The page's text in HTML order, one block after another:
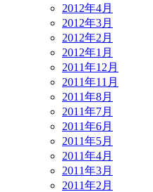
2012年4月
2012年3月
2012年2月
2012年1月
2011年12月
2011年11月
2011年8月
2011年7月
2011年6月
2011年5月
2011年4月
2011年3月
2011年2月